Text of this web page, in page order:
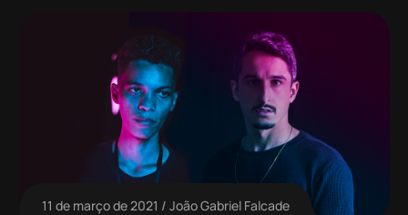
11 de março de 2021
João Gabriel Falcade